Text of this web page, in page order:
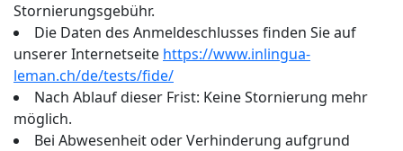
Stornierungsgebühr.
Die Daten des Anmeldeschlusses finden Sie auf
unserer Internetseite https://www.inlingua-
leman.ch/de/tests/fide/
Nach Ablauf dieser Frist: Keine Stornierung mehr
möglich.
Bei Abwesenheit oder Verhinderung aufgrund